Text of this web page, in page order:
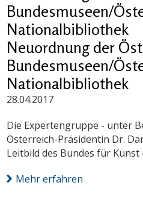
Bundesmuseen/
Nationalbibliothek
Neuordnung der
Bundesmuseen/
Nationalbibliothek
28.04.2017
Die Expertengruppe - unter
Österreich-Präsidentin Dr.
Leitbild des Bundes für
Mehr erfahren